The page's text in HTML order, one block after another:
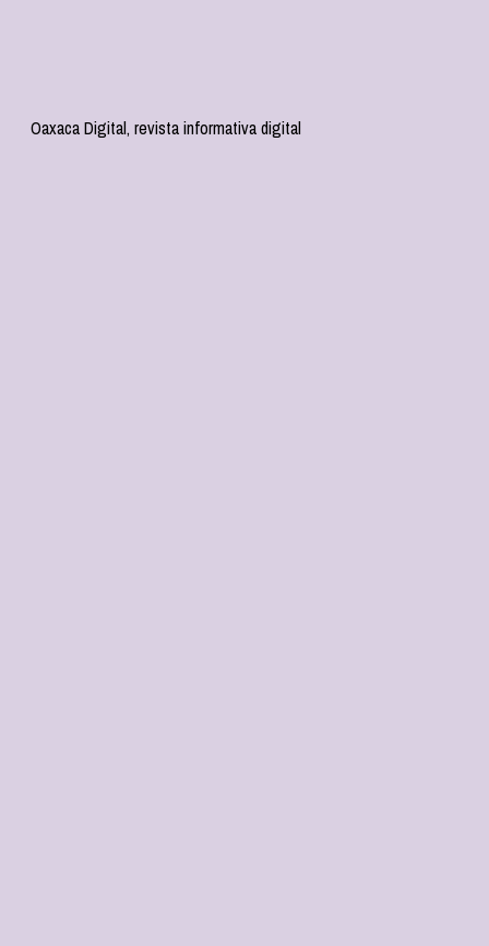
Oaxaca Digital, revista informativa digital